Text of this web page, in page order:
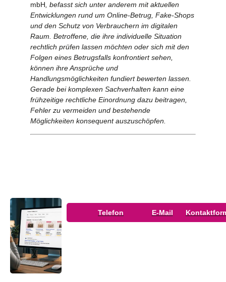
mbH , befasst sich unter anderem mit aktuellen
Entwicklungen rund um Online-Betrug, Fake-Shops
und den Schutz von Verbrauchern im digitalen
Raum. Betroffene, die ihre individuelle Situation
rechtlich prüfen lassen möchten oder sich mit den
Folgen eines Betrugsfalls konfrontiert sehen,
können ihre Ansprüche und
Handlungsmöglichkeiten fundiert bewerten lassen.
Gerade bei komplexen Sachverhalten kann eine
frühzeitige rechtliche Einordnung dazu beitragen,
Fehler zu vermeiden und bestehende
Möglichkeiten konsequent auszuschöpfen.
Telefon E-Mail